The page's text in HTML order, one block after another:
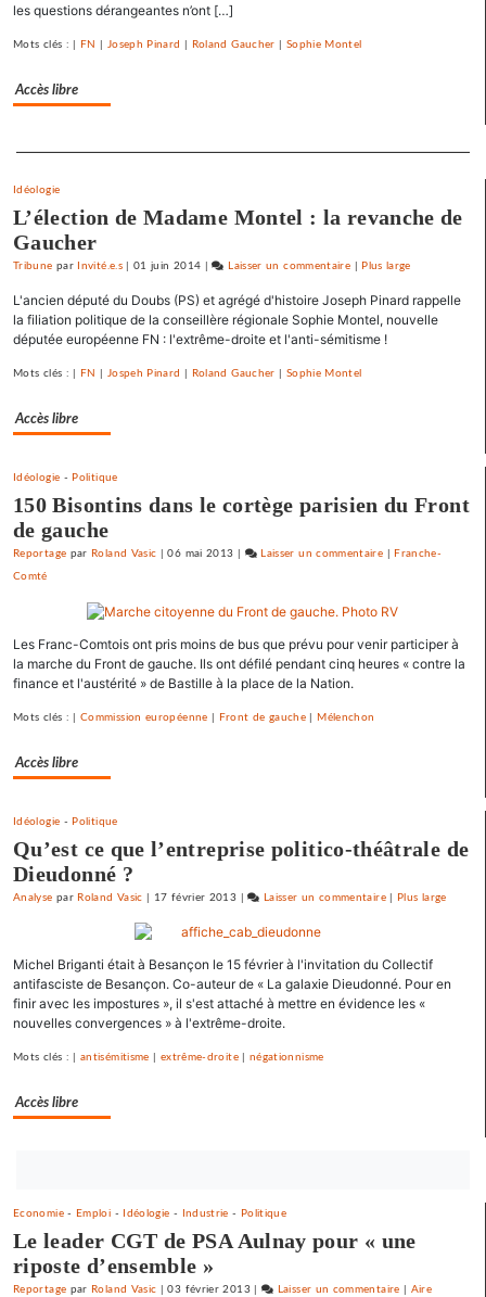
les questions dérangeantes n’ont […]
Mots clés : | FN Joseph Pinard Roland Gaucher Sophie Montel
Accès libre
Idéologie
L’élection de Madame Montel : la revanche de
Gaucher
Tribune par Invité.e.s|01 juin 2014 | Laisser un commentaire on
Romagnan
signe
appel
Plus large
L'ancien député du Doubs (PS) et agrégé d'histoire Joseph Pinard rappelle
la filiation politique de la conseillère régionale Sophie Montel, nouvelle
députée européenne FN : l'extrême-droite et l'anti-sémitisme !
Mots clés : | FN Jospeh Pinard Roland Gaucher Sophie Montel
Accès libre
Idéologie - Politique
150 Bisontins dans le cortège parisien du Front
de gauche
Reportage par Roland Vasic |06 mai 2013 Laisser un commentaire on
un
appel
Franche-
Comté
Les Franc-Comtois ont pris moins de bus que prévu pour venir participer à
la marche du Front de gauche. Ils ont défilé pendant cinq heures « contre la
finance et l'austérité » de Bastille à la place de la Nation.
Mots clés : |Commission européenne Front de gauche Mélenchon
Accès libre
Idéologie - Politique
Qu’est ce que l’entreprise politico-théâtrale de
Dieudonné ?
Analyse par Roland Vasic 17 février 2013 | Laisser un commentaireon
signe
un
appel
| Plus large
Michel Briganti était à Besançon le 15 février à l'invitation du Collectif
antifasciste de Besançon. Co-auteur de « La galaxie Dieudonné. Pour en
finir avec les impostures », il s'est attaché à mettre en évidence les «
nouvelles convergences » à l'extrême-droite.
Mots clés : |antisémitisme extrême-droite| négationnisme
Accès libre
vous
maintenant
Economie- Emploi - Idéologie - Industrie - Politique
Le leader CGT de PSA Aulnay pour « une
riposte d’ensemble »
Reportage par Roland Vasic |03 février 2013| Laisser un commentaire onAire